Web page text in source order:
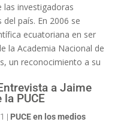
las investigadoras
país. En 2006 se
ecuatoriana en ser
la Academia Nacional de
un reconocimiento a su
a Jaime
PUCE
| PUCE en los medios